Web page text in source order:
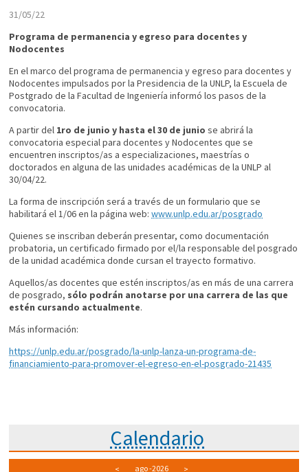
31/05/22
Programa de permanencia y egreso para docentes y
Nodocentes
En el marco del programa de permanencia y egreso para docentes y
Nodocentes impulsados por la Presidencia de la UNLP, la Escuela de
Postgrado de la Facultad de Ingeniería informó los pasos de la
convocatoria.
A partir del 1ro de junio y hasta el 30 de junio se abrirá la
convocatoria especial para docentes y Nodocentes que se
encuentren inscriptos/as a especializaciones, maestrías o
doctorados en alguna de las unidades académicas de la UNLP al
30/04/22.
La forma de inscripción será a través de un formulario que se
habilitará el 1/06 en la página web:www.unlp.edu.ar/posgrado
Quienes se inscriban deberán presentar, como documentación
probatoria, un certificado firmado por el/la responsable del posgrado
de la unidad académica donde cursan el trayecto formativo.
Aquellos/as docentes que estén inscriptos/as en más de una carrera
de posgrado, sólo podrán anotarse por una carrera de las que
estén cursando actualmente.
Más información:
https://unlp.edu.ar/posgrado/la-unlp-lanza-un-programa-de-
financiamiento-para-promover-el-egreso-en-el-posgrado-21435
Calendario
< ago-2026 >